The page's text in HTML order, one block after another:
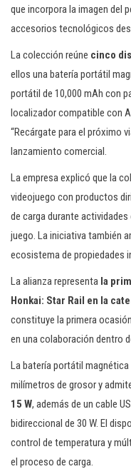
que incorpora la imagen del
accesorios tecnológicos
La colección reúne cinco
ellos una batería portátil
portátil de 10,000 mAh con
localizador compatible con
“Recárgate para el próximo
lanzamiento comercial.
La empresa explicó que la
videojuego con productos
de carga durante
juego. La iniciativa también
ecosistema de propiedades
La alianza representa la
Honkai: Star Rail en la
constituye la primera
en una colaboración dentro
La batería portátil
milímetros de grosor y
15 W, además de un cable
bidireccional de 30 W. El
control de temperatura y
el proceso de carga.